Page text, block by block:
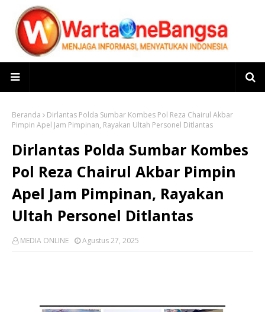
Beranda
Dirlantas Polda Sumbar Kombes Pol Reza Chairul Akbar
Pimpin Apel Jam Pimpinan, Rayakan Ultah Personel Ditlantas
Dirlantas Polda Sumbar Kombes
Pol Reza Chairul Akbar Pimpin
Apel Jam Pimpinan, Rayakan
Ultah Personel Ditlantas
MEDIA ONLINE Agustus 27, 2025